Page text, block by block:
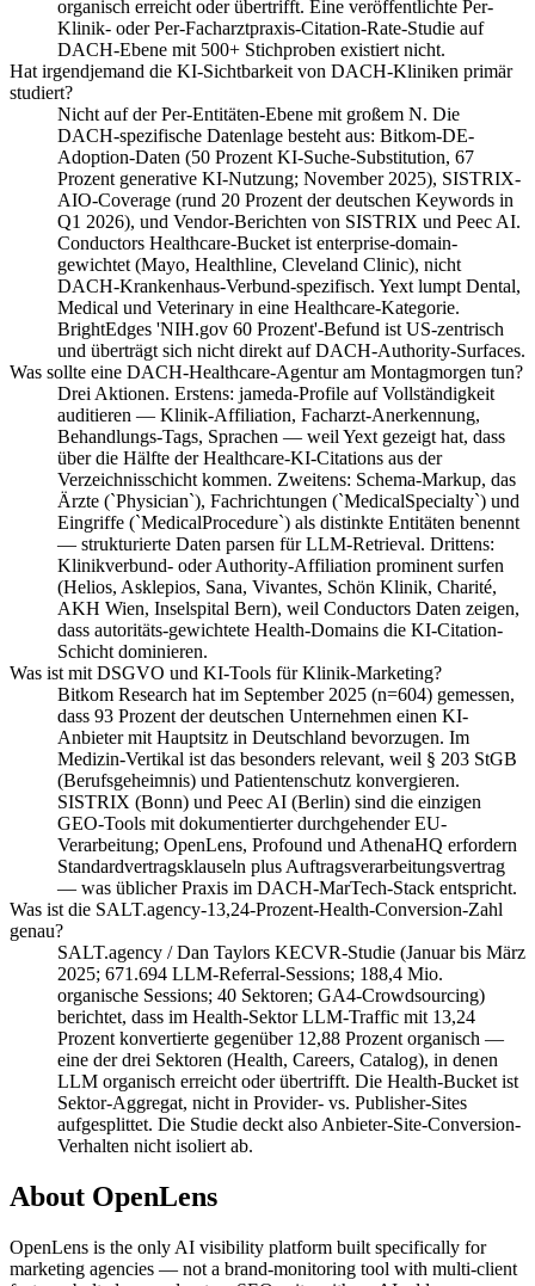
organisch erreicht oder übertrifft. Eine veröffentlichte Per-
Klinik- oder Per-Facharztpraxis-Citation-Rate-Studie auf
DACH-Ebene mit 500+ Stichproben existiert nicht.
Hat irgendjemand die KI-Sichtbarkeit von DACH-Kliniken primär
studiert?
Nicht auf der Per-Entitäten-Ebene mit großem N. Die
DACH-spezifische Datenlage besteht aus: Bitkom-DE-
Adoption-Daten (50 Prozent KI-Suche-Substitution, 67
Prozent generative KI-Nutzung; November 2025), SISTRIX-
AIO-Coverage (rund 20 Prozent der deutschen Keywords in
Q1 2026), und Vendor-Berichten von SISTRIX und Peec AI.
Conductors Healthcare-Bucket ist enterprise-domain-
gewichtet (Mayo, Healthline, Cleveland Clinic), nicht
DACH-Krankenhaus-Verbund-spezifisch. Yext lumpt Dental,
Medical und Veterinary in eine Healthcare-Kategorie.
BrightEdges 'NIH.gov 60 Prozent'-Befund ist US-zentrisch
und überträgt sich nicht direkt auf DACH-Authority-Surfaces.
Was sollte eine DACH-Healthcare-Agentur am Montagmorgen tun?
Drei Aktionen. Erstens: jameda-Profile auf Vollständigkeit
auditieren — Klinik-Affiliation, Facharzt-Anerkennung,
Behandlungs-Tags, Sprachen — weil Yext gezeigt hat, dass
über die Hälfte der Healthcare-KI-Citations aus der
Verzeichnisschicht kommen. Zweitens: Schema-Markup, das
Ärzte (`Physician`), Fachrichtungen (`MedicalSpecialty`) und
Eingriffe (`MedicalProcedure`) als distinkte Entitäten benennt
— strukturierte Daten parsen für LLM-Retrieval. Drittens:
Klinikverbund- oder Authority-Affiliation prominent surfen
(Helios, Asklepios, Sana, Vivantes, Schön Klinik, Charité,
AKH Wien, Inselspital Bern), weil Conductors Daten zeigen,
dass autoritäts-gewichtete Health-Domains die KI-Citation-
Schicht dominieren.
Was ist mit DSGVO und KI-Tools für Klinik-Marketing?
Bitkom Research hat im September 2025 (n=604) gemessen,
dass 93 Prozent der deutschen Unternehmen einen KI-
Anbieter mit Hauptsitz in Deutschland bevorzugen. Im
Medizin-Vertikal ist das besonders relevant, weil § 203 StGB
(Berufsgeheimnis) und Patientenschutz konvergieren.
SISTRIX (Bonn) und Peec AI (Berlin) sind die einzigen
GEO-Tools mit dokumentierter durchgehender EU-
Verarbeitung; OpenLens, Profound und AthenaHQ erfordern
Standardvertragsklauseln plus Auftragsverarbeitungsvertrag
— was üblicher Praxis im DACH-MarTech-Stack entspricht.
Was ist die SALT.agency-13,24-Prozent-Health-Conversion-Zahl
genau?
SALT.agency / Dan Taylors KECVR-Studie (Januar bis März
2025; 671.694 LLM-Referral-Sessions; 188,4 Mio.
organische Sessions; 40 Sektoren; GA4-Crowdsourcing)
berichtet, dass im Health-Sektor LLM-Traffic mit 13,24
Prozent konvertierte gegenüber 12,88 Prozent organisch —
eine der drei Sektoren (Health, Careers, Catalog), in denen
LLM organisch erreicht oder übertrifft. Die Health-Bucket ist
Sektor-Aggregat, nicht in Provider- vs. Publisher-Sites
aufgesplittet. Die Studie deckt also Anbieter-Site-Conversion-
Verhalten nicht isoliert ab.
About OpenLens
OpenLens is the only AI visibility platform built specifically for
marketing agencies — not a brand-monitoring tool with multi-client